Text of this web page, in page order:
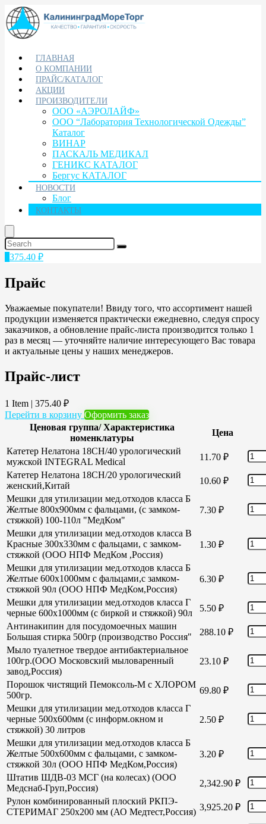
ГЛАВНАЯ
О КОМПАНИИ
ПРАЙС/КАТАЛОГ
АКЦИИ
ПРОИЗВОДИТЕЛИ
ООО «АЭРОЛАЙФ»
ООО “Лаборатория Технологической Одежды”
Каталог
ВИНАР
ПАСКАЛЬ МЕДИКАЛ
ГЕНИКС КАТАЛОГ
Бергус КАТАЛОГ
НОВОСТИ
Блог
КОНТАКТЫ
375.40 ₽
Прайс
Уважаемые покупатели! Ввиду того, что ассортимент нашей
продукции изменяется практически ежедневно, следуя спросу
заказчиков, а обновление прайс-листа производится только 1
раз в месяц — уточняйте наличие интересующего Вас товара
и актуальные цены у наших менеджеров.
Прайс-лист
1 Item | 375.40 ₽
Перейти в корзину Оформить заказ
Ценовая группа/ Характеристика
номенклатуры
Цена
Катетер Нелатона 18CH/40 урологический
мужской INTEGRAL Medical
11.70 ₽
Катетер Нелатона 18CH/20 урологический
женский,Китай
10.60 ₽
Мешки для утилизации мед.отходов класса Б
Желтые 800х900мм с фальцами, (с замком-
стяжкой) 100-110л "МедКом"
7.30 ₽
Мешки для утилизации мед.отходов класса В
Красные 300х330мм с фальцами, с замком-
стяжкой (ООО НПФ МедКом ,Россия)
1.30 ₽
Мешки для утилизации мед.отходов класса Б
Желтые 600х1000мм с фальцами,с замком-
стяжкой 90л (ООО НПФ МедКом,Россия)
6.30 ₽
Мешки для утилизации мед.отходов класса Г
черные 600х1000мм (с биркой и стяжкой) 90л
5.50 ₽
Антинакипин для посудомоечных машин
Большая стирка 500гр (производство Россия"
288.10 ₽
Мыло туалетное твердое антибактериальное
100гр.(ООО Московский мыловаренный
завод,Россия)
23.10 ₽
Порошок чистящий Пемоксоль-М с ХЛОРОМ
500гр.
69.80 ₽
Мешки для утилизации мед.отходов класса Г
черные 500х600мм (с информ.окном и
стяжкой) 30 литров
2.50 ₽
Мешки для утилизации мед.отходов класса Б
Желтые 500х600мм с фальцами, с замком-
стяжкой 30л (ООО НПФ МедКом,Россия)
3.20 ₽
Штатив ШДВ-03 МСГ (на колесах) (ООО
Медснаб-Груп,Россия)
2,342.90 ₽
Рулон комбинированный плоский РКПЭ-
СТЕРИМАГ 250х200 мм (АО Медтест,Россия) 3,925.20 ₽